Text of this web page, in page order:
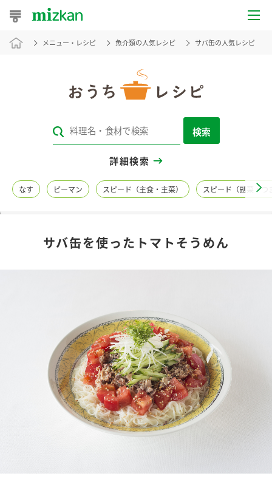
おうちレシピ
レシピカテゴリ一覧
レシピ名特集
商品情報
調味酢
お酢ドリンク ぽん酢
みりん風・料理酒 鍋用調味料
キャンペーン情報
ブランド・スペシャルサイト
ブランド・スペシャルサイト トップ
商品ブランドサイト
メニュー・レシピ 魚介類の人気レシピ サバ缶の人気レシピ
検索
詳細検索
なす ピーマン スピード（主食・主菜） スピード（副菜・つ
サバ缶を使ったトマトそうめん